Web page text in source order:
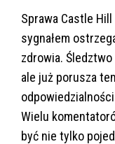
Sprawa Castle
sygnałem
zdrowia.
ale już porusza
Wielu
być nie tylko